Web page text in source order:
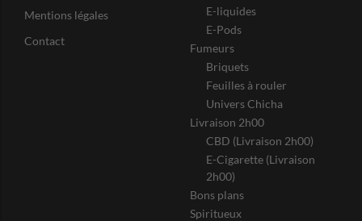
Mentions légales
Contact
E-liquides
E-Pods
Fumeurs
Briquets
Feuilles à rouler
Univers Chicha
Livraison 2h00
CBD (Livraison 2h00)
E-Cigarette (Livraison
2h00)
Bons plans
Spiritueux